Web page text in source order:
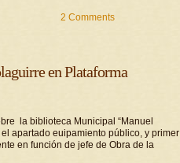
2 Comments
en Plataforma
la biblioteca Municipal “Manuel
apartado euipamiento público, y primer
en función de jefe de Obra de la